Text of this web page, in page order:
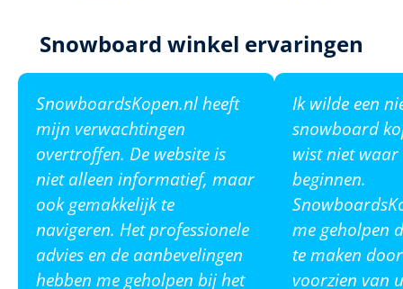
Snowboard winkel ervaringen
SnowboardsKopen.nl heeft
mijn verwachtingen
overtroffen. De website is
niet alleen informatief, maar
ook gemakkelijk te
navigeren. Het professionele
advies en de aanbevelingen
hebben me geholpen bij het
Ik wilde een
snowboard
wist niet waar
beginnen.
me geholpen
te maken
voorzien van